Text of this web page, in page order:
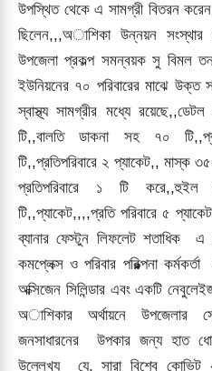
উপস্থিত থেকে এ সামগ্রী বিতরন
ছিলেন,,,অাশিকা উন্নয়ন সংস্থার
উপজেলা প্রকল্প সমন্বয়ক সু বিমল
ইউনিয়নের ৭০ পরিবারের মাঝে উক্ত
স্বাস্থ্য সামগ্রীর মধ্যে
টি,,বালতি ডাকনা সহ ৭০
টি,,প্রতিপরিবারে ২ প্যাকেট,, মাস্ক
প্রতিপরিবারে ১ টি
টি,,প্যাকেট,,,,প্রতি পরিবারে ৫
ব্যানার ফেস্টুন লিফলেট শতাধিক এ
কমপ্লেক্স ও পরিবার পরিক্ল্পনা
অক্সিজেন সিলিন্ডার এবং একটি
অাশিকার অর্থায়নে উপজেলার
জনসাধারনের উপকার জন্য হাত
উল্লেখ্য যে, সারা বিশ্বে কোভিট